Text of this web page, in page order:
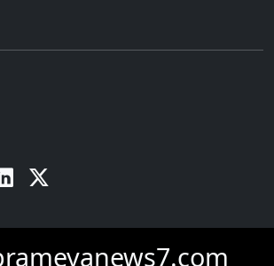
Linkedin